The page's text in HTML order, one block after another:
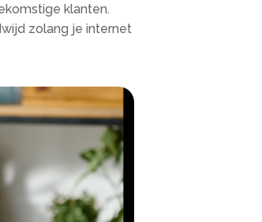
klanten.
zolang je internet